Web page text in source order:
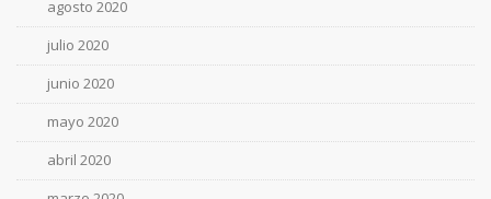
agosto 2020
julio 2020
junio 2020
mayo 2020
abril 2020